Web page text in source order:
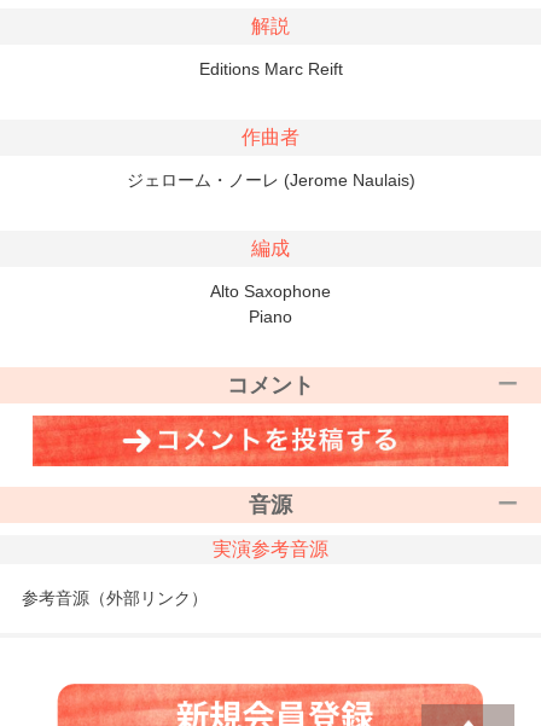
解説
Editions Marc Reift
作曲者
ジェローム・ノーレ (Jerome Naulais)
編成
Alto Saxophone
Piano
コメント
音源
実演参考音源
参考音源（外部リンク）